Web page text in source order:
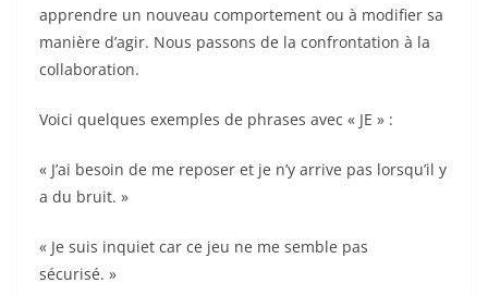
apprendre un nouveau comportement ou à modifier sa
manière d’agir. Nous passons de la confrontation à la
collaboration.
Voici quelques exemples de phrases avec « JE » :
« J’ai besoin de me reposer et je n’y arrive pas lorsqu’il y
a du bruit. »
« Je suis inquiet car ce jeu ne me semble pas
sécurisé. »